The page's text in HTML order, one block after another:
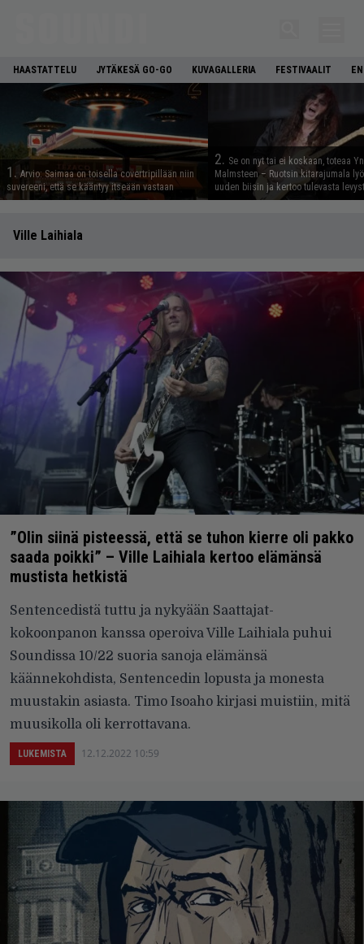
HAASTATTELU JYTÄKESÄ GO-GO KUVAGALLERIA FESTIVAALIT
1. Arvio: Saimaa on toisella covertripillään niin
suvereeni, että se kääntyy itseään vastaan
2. Se on nyt tai ei koskaan, toteaa
Malmsteen – Ruotsin kitarajumala
uuden biisin ja kertoo tulevasta
Ville Laihiala
”Olin siinä pisteessä, että se tuhon kierre oli pakko
saada poikki” – Ville Laihiala kertoo elämänsä
mustista hetkistä
Sentencedistä tuttu ja nykyään Saattajat-
kokoonpanon kanssa operoiva Ville Laihiala puhui
Soundissa 10/22 suoria sanoja elämänsä
käännekohdista, Sentencedin lopusta ja monesta
muustakin asiasta. Timo Isoaho kirjasi muistiin, mitä
muusikolla oli kerrottavana.
LUKEMISTA 12.12.2022 10:59